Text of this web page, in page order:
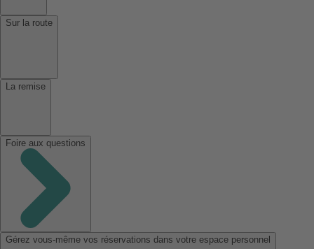
Sur la route
La remise
Foire aux questions
Gérez vous-même vos réservations dans votre espace personnel